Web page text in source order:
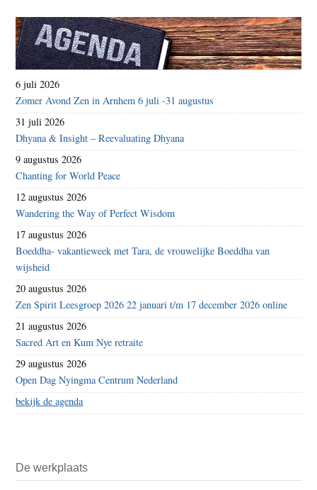
6 juli 2026
Zomer Avond Zen in Arnhem 6 juli -31 augustus
31 juli 2026
Dhyana & Insight – Reevaluating Dhyana
9 augustus 2026
Chanting for World Peace
12 augustus 2026
Wandering the Way of Perfect Wisdom
17 augustus 2026
Boeddha- vakantieweek met Tara, de vrouwelijke Boeddha van
wijsheid
20 augustus 2026
Zen Spirit Leesgroep 2026 22 januari t/m 17 december 2026 online
21 augustus 2026
Sacred Art en Kum Nye retraite
29 augustus 2026
Open Dag Nyingma Centrum Nederland
bekijk de agenda
De werkplaats